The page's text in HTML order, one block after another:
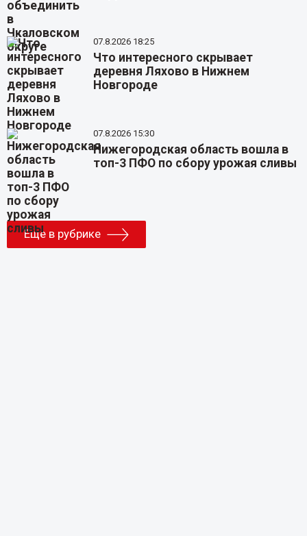
07.8.2026 18:25
Что интересного скрывает
деревня Ляхово в Нижнем
Новгороде
07.8.2026 15:30
Нижегородская область вошла в
топ-3 ПФО по сбору урожая сливы
Еще в рубрике